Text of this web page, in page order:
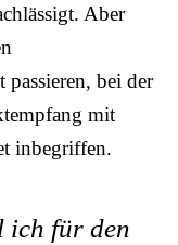
Aber
passieren, bei der
mit
inbegriffen.
ich für den